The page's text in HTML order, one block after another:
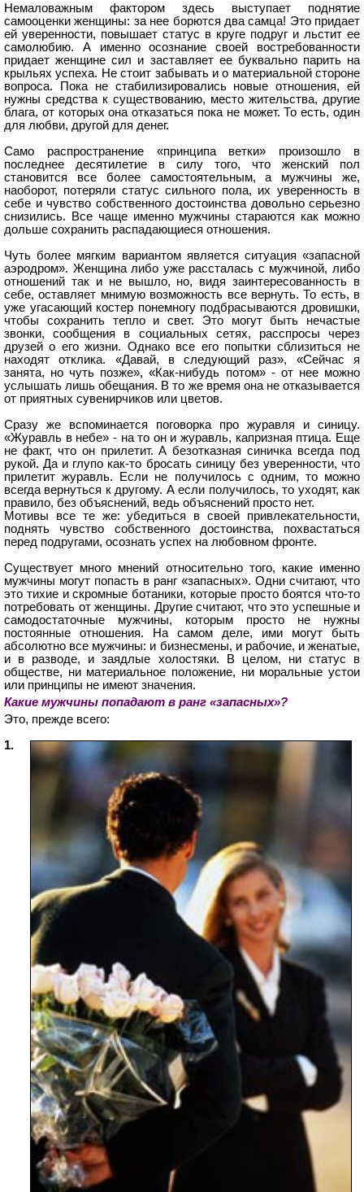
Немаловажным фактором здесь выступает поднятие
самооценки женщины: за нее борются два самца! Это придает
ей уверенности, повышает статус в круге подруг и льстит ее
самолюбию. А именно осознание своей востребованности
придает женщине сил и заставляет ее буквально парить на
крыльях успеха. Не стоит забывать и о материальной стороне
вопроса. Пока не стабилизировались новые отношения, ей
нужны средства к существованию, место жительства, другие
блага, от которых она отказаться пока не может. То есть, один
для любви, другой для денег.
Само распространение «принципа ветки» произошло в
последнее десятилетие в силу того, что женский пол
становится все более самостоятельным, а мужчины же,
наоборот, потеряли статус сильного пола, их уверенность в
себе и чувство собственного достоинства довольно серьезно
снизились. Все чаще именно мужчины стараются как можно
дольше сохранить распадающиеся отношения.
Чуть более мягким вариантом является ситуация «запасной
аэродром». Женщина либо уже рассталась с мужчиной, либо
отношений так и не вышло, но, видя заинтересованность в
себе, оставляет мнимую возможность все вернуть. То есть, в
уже угасающий костер понемногу подбрасываются дровишки,
чтобы сохранить тепло и свет. Это могут быть нечастые
звонки, сообщения в социальных сетях, расспросы через
друзей о его жизни. Однако все его попытки сблизиться не
находят отклика. «Давай, в следующий раз», «Сейчас я
занята, но чуть позже», «Как-нибудь потом» - от нее можно
услышать лишь обещания. В то же время она не отказывается
от приятных сувенирчиков или цветов.
Сразу же вспоминается поговорка про журавля и синицу.
«Журавль в небе» - на то он и журавль, капризная птица. Еще
не факт, что он прилетит. А безотказная синичка всегда под
рукой. Да и глупо как-то бросать синицу без уверенности, что
прилетит журавль. Если не получилось с одним, то можно
всегда вернуться к другому. А если получилось, то уходят, как
правило, без объяснений, ведь объяснений просто нет.
Мотивы все те же: убедиться в своей привлекательности,
поднять чувство собственного достоинства, похвастаться
перед подругами, осознать успех на любовном фронте.
Существует много мнений относительно того, какие именно
мужчины могут попасть в ранг «запасных». Одни считают, что
это тихие и скромные ботаники, которые просто боятся что-то
потребовать от женщины. Другие считают, что это успешные и
самодостаточные мужчины, которым просто не нужны
постоянные отношения. На самом деле, ими могут быть
абсолютно все мужчины: и бизнесмены, и рабочие, и женатые,
и в разводе, и заядлые холостяки. В целом, ни статус в
обществе, ни материальное положение, ни моральные устои
или принципы не имеют значения.
Какие мужчины попадают в ранг «запасных»?
Это, прежде всего:
1.